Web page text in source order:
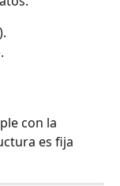
con la
es fija